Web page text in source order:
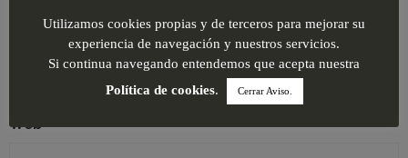
Correo electrónico
Web
Utilizamos cookies propias y de terceros para mejorar su
experiencia de navegación y nuestros servicios.
Si continua navegando entendemos que acepta nuestra
Política de cookies. Cerrar Aviso.